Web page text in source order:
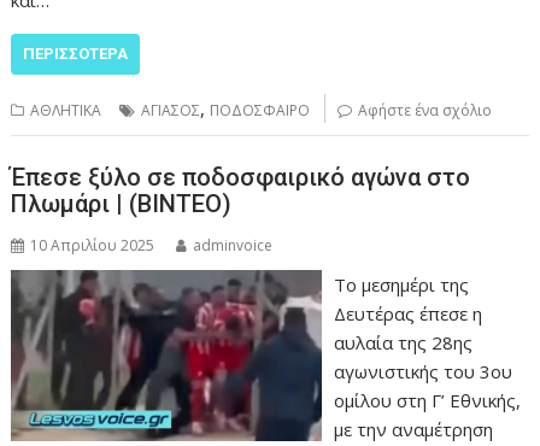
ΠΕΡΙΣΣΌΤΕΡΑ
ΑΘΛΗΤΙΚΑ ΑΓΙΑΣΟΣ, ΠΟΔΟΣΦΑΙΡΟ Αφήστε ένα σχόλιο
Έπεσε ξύλο σε ποδοσφαιρικό αγώνα στο
Πλωμάρι | (ΒΙΝΤΕΟ)
10 Απριλίου 2025 adminvoice
Το μεσημέρι της
Δευτέρας έπεσε η
αυλαία της 28ης
αγωνιστικής του 3ου
ομίλου στη Γ’ Εθνικής,
με την αναμέτρηση